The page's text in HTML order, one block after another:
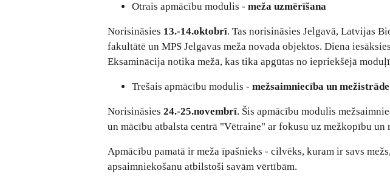
Otrais apmācību modulis - meža uzmērīšana
Norisināsies 13.-14.oktobrī. Tas norisināsies Jelgavā, Latvijas
fakultātē un MPS Jelgavas meža novada objektos. Diena
Eksaminācija notika mežā, kas tika apgūtas no iepriekšējā
Trešais apmācību modulis - mežsaimniecība un mežistrāde
Norisināsies 24.-25.novembrī. Šis apmācību modulis
un mācību atbalsta centrā "Vētraine" ar fokusu uz mežkopību un
Apmācību pamatā ir meža īpašnieks - cilvēks, kuram ir savs
apsaimniekošanu atbilstoši savām vērtībām.